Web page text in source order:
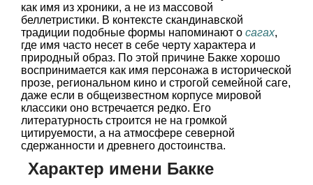
как имя из хроники, а не из массовой
беллетристики. В контексте скандинавской
традиции подобные формы напоминают о сагах,
где имя часто несет в себе черту характера и
природный образ. По этой причине Бакке хорошо
воспринимается как имя персонажа в исторической
прозе, региональном кино и строгой семейной саге,
даже если в общеизвестном корпусе мировой
классики оно встречается редко. Его
литературность строится не на громкой
цитируемости, а на атмосфере северной
сдержанности и древнего достоинства.
Характер имени Бакке